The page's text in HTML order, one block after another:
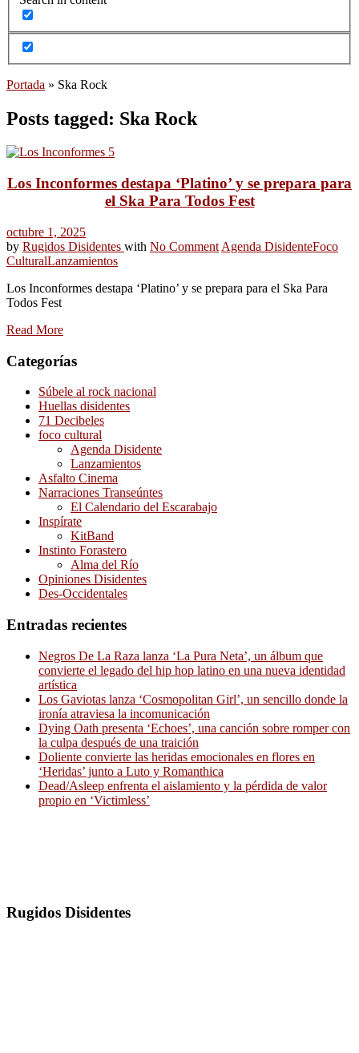
Portada » Ska Rock
Posts tagged: Ska Rock
Los Inconformes destapa ‘Platino’ y se prepara para
el Ska Para Todos Fest
octubre 1, 2025
by Rugidos Disidentes with No Comment Agenda DisidenteFoco
CulturalLanzamientos
Los Inconformes destapa ‘Platino’ y se prepara para el Ska Para
Todos Fest
Read More
Categorías
Súbele al rock nacional
Huellas disidentes
71 Decibeles
foco cultural
Agenda Disidente
Lanzamientos
Asfalto Cinema
Narraciones Transeúntes
El Calendario del Escarabajo
Inspírate
KitBand
Instinto Forastero
Alma del Río
Opiniones Disidentes
Des-Occidentales
Entradas recientes
Negros De La Raza lanza ‘La Pura Neta’, un álbum que
convierte el legado del hip hop latino en una nueva identidad
artística
Los Gaviotas lanza ‘Cosmopolitan Girl’, un sencillo donde la
ironía atraviesa la incomunicación
Dying Oath presenta ‘Echoes’, una canción sobre romper con
la culpa después de una traición
Doliente convierte las heridas emocionales en flores en
‘Heridas’ junto a Luto y Romanthica
Dead/Asleep enfrenta el aislamiento y la pérdida de valor
propio en ‘Victimless’
Rugidos Disidentes